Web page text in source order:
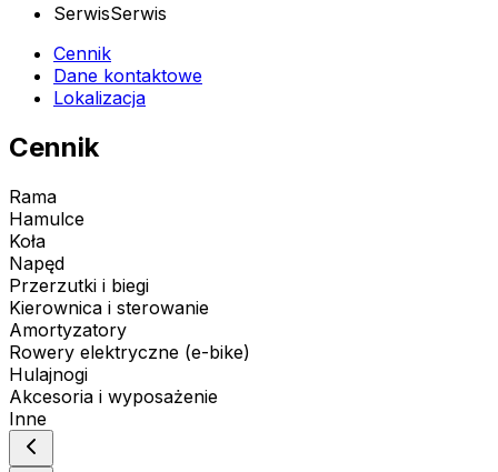
SerwisSerwis
Cennik
Dane kontaktowe
Lokalizacja
Cennik
Rama
Hamulce
Koła
Napęd
Przerzutki i biegi
Kierownica i sterowanie
Amortyzatory
Rowery elektryczne (e-bike)
Hulajnogi
Akcesoria i wyposażenie
Inne